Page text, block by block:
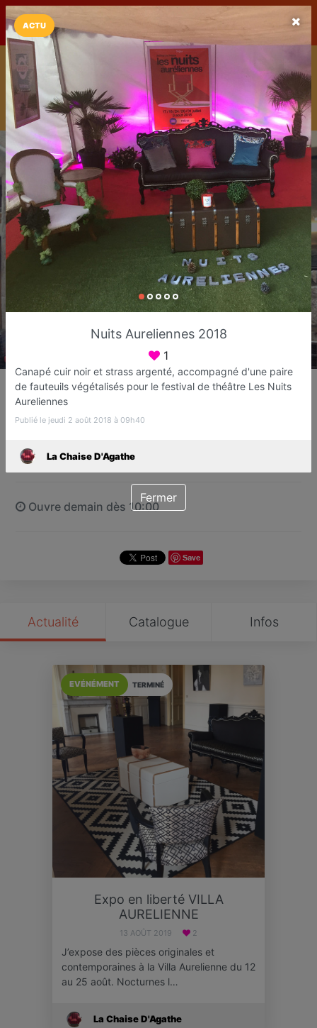
LaCarte Play Store
Installez l'App LaCarte
Téléchargez gratuitement l'app LaCarte pour suivre vos
commerces favoris et ne rien rater !
Télécharger Plus tard
La Chaise D'Agathe
Fréjus
Favori Contacter
Ouvre demain dès 10:00
Save
Actualité Catalogue Infos
TERMINÉ
EVÉNÉMENT
Expo en liberté VILLA
AURELIENNE
13 AOÛT 2019 2
J’expose des pièces originales et
contemporaines à la Villa Aurelienne du 12
au 25 août. Nocturnes l…
La Chaise D'Agathe
ACTU
Nuits Aureliennes 2018
1
Canapé cuir noir et strass argenté, accompagné d'une paire
de fauteuils végétalisés pour le festival de théâtre Les Nuits
Aureliennes
Publié le jeudi 2 août 2018 à 09h40
La Chaise D'Agathe
Fermer